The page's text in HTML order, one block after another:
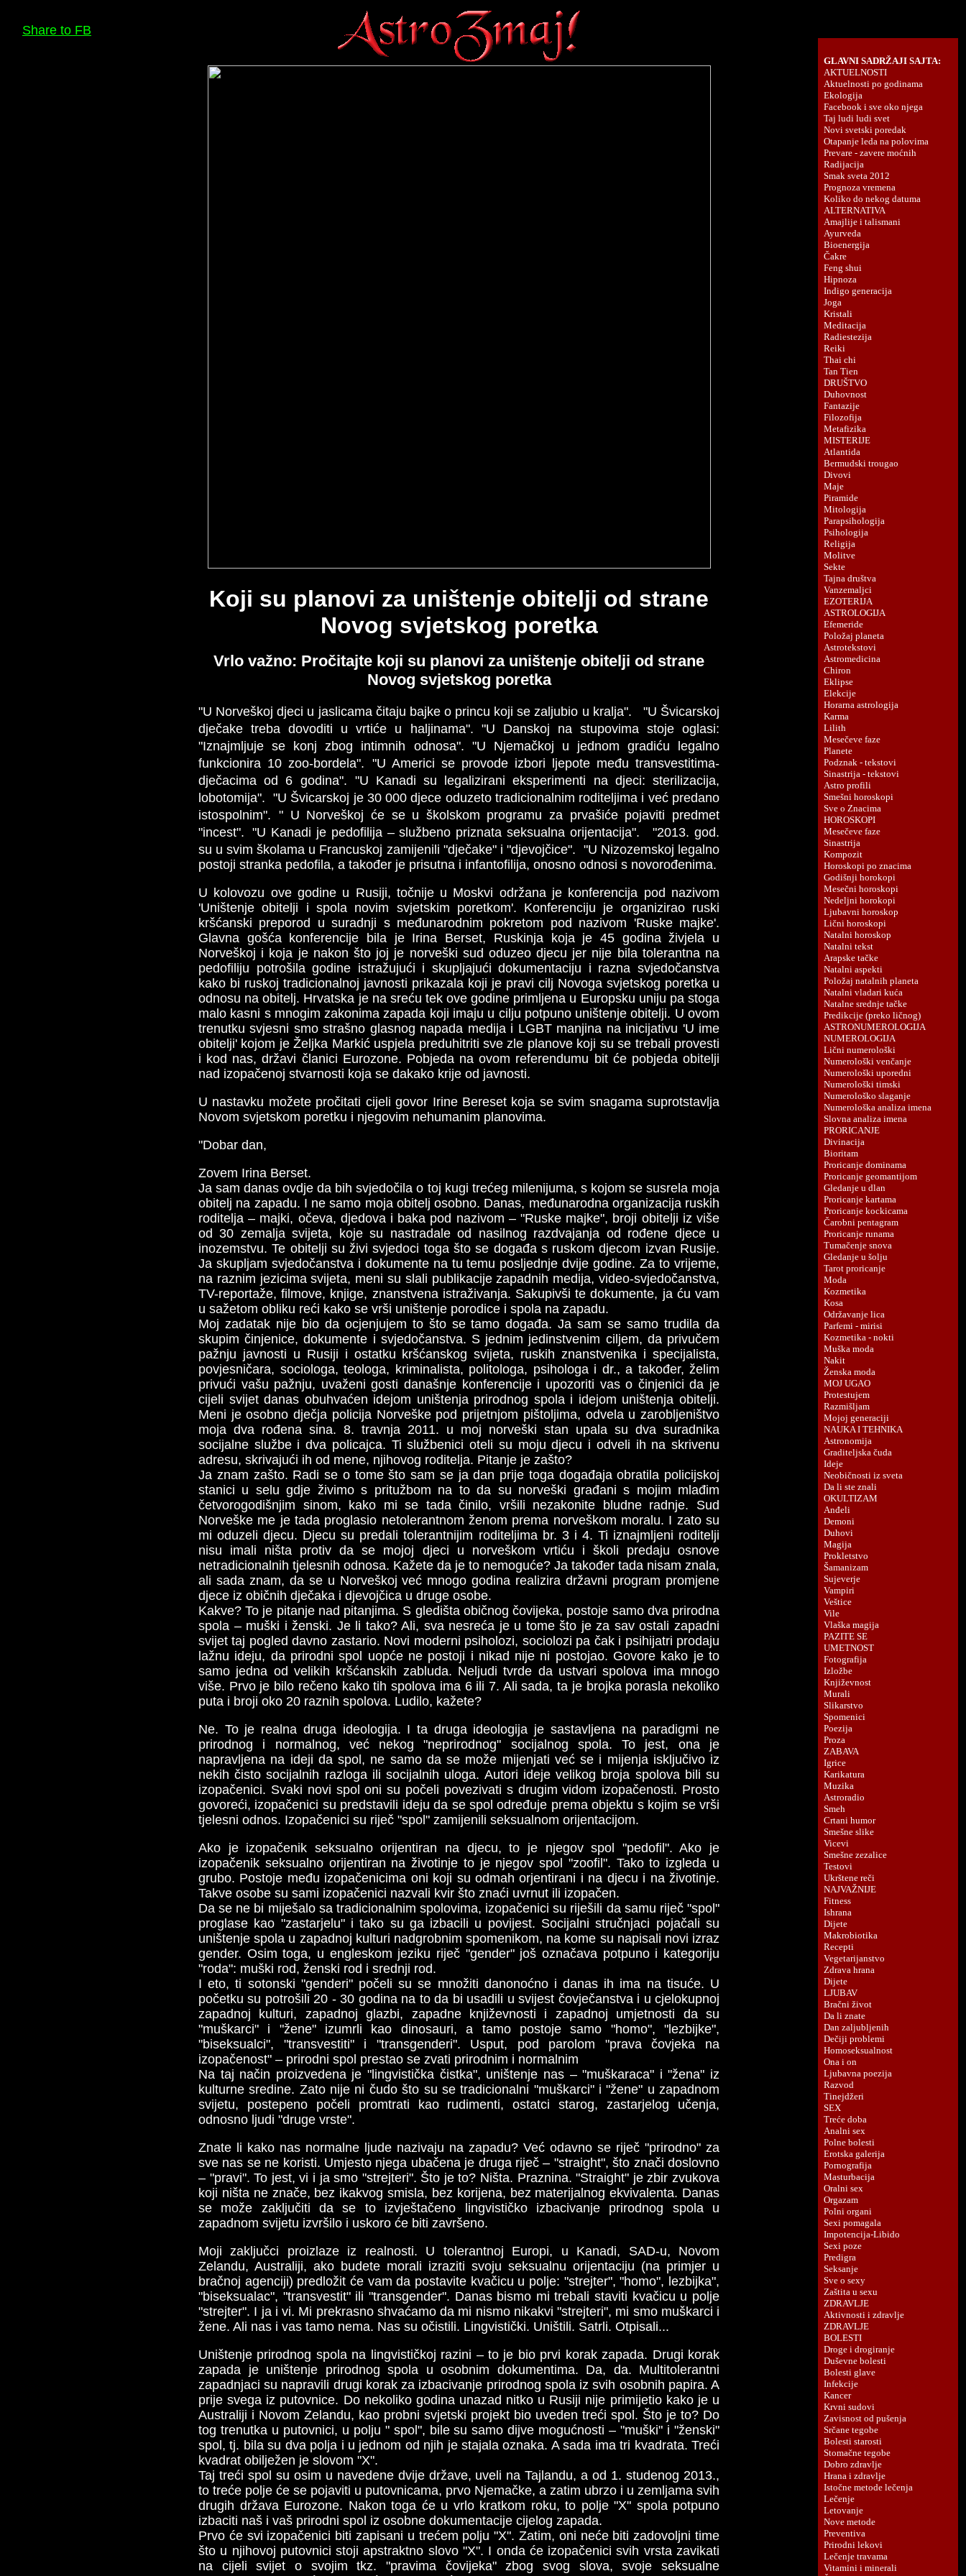
Share to FB
Koji su planovi za uništenje obitelji od strane
Novog svjetskog poretka
Vrlo važno: Pročitajte koji su planovi za uništenje obitelji od strane
Novog svjetskog poretka
"U Norveškoj djeci u jaslicama čitaju bajke o princu koji se zaljubio u kralja". "U Švicarskoj
dječake treba dovoditi u vrtiće u haljinama". "U Danskoj na stupovima stoje oglasi:
"Iznajmljuje se konj zbog intimnih odnosa". "U Njemačkoj u jednom gradiću legalno
funkcionira 10 zoo-bordela". "U Americi se provode izbori ljepote među transvestitima-
dječacima od 6 godina". "U Kanadi su legalizirani eksperimenti na djeci: sterilizacija,
lobotomija". "U Švicarskoj je 30 000 djece oduzeto tradicionalnim roditeljima i već predano
istospolnim". " U Norveškoj će se u školskom programu za prvašiće pojaviti predmet
"incest". "U Kanadi je pedofilija – službeno priznata seksualna orijentacija". "2013. god.
su u svim školama u Francuskoj zamijenili "dječake" i "djevojčice". "U Nizozemskoj legalno
postoji stranka pedofila, a također je prisutna i infantofilija, onosno odnosi s novorođenima.
U kolovozu ove godine u Rusiji, točnije u Moskvi održana je konferencija pod nazivom
'Uništenje obitelji i spola novim svjetskim poretkom'. Konferenciju je organizirao ruski
kršćanski preporod u suradnji s međunarodnim pokretom pod nazivom 'Ruske majke'.
Glavna gošća konferencije bila je Irina Berset, Ruskinja koja je 45 godina živjela u
Norveškoj i koja je nakon što joj je norveški sud oduzeo djecu jer nije bila tolerantna na
pedofiliju potrošila godine istražujući i skupljajući dokumentaciju i razna svjedočanstva
kako bi ruskoj tradicionalnoj javnosti prikazala koji je pravi cilj Novoga svjetskog poretka u
odnosu na obitelj. Hrvatska je na sreću tek ove godine primljena u Europsku uniju pa stoga
malo kasni s mnogim zakonima zapada koji imaju u cilju potpuno uništenje obitelji. U ovom
trenutku svjesni smo strašno glasnog napada medija i LGBT manjina na inicijativu 'U ime
obitelji' kojom je Željka Markić uspjela preduhitriti sve zle planove koji su se trebali provesti
i kod nas, državi članici Eurozone. Pobjeda na ovom referendumu bit će pobjeda obitelji
nad izopačenoj stvarnosti koja se dakako krije od javnosti.
U nastavku možete pročitati cijeli govor Irine Bereset koja se svim snagama suprotstavlja
Novom svjetskom poretku i njegovim nehumanim planovima.
"Dobar dan,
Zovem Irina Berset.
Ja sam danas ovdje da bih svjedočila o toj kugi trećeg milenijuma, s kojom se susrela moja
obitelj na zapadu. I ne samo moja obitelj osobno. Danas, međunarodna organizacija ruskih
roditelja – majki, očeva, djedova i baka pod nazivom – "Ruske majke", broji obitelji iz više
od 30 zemalja svijeta, koje su nastradale od nasilnog razdvajanja od rođene djece u
inozemstvu. Te obitelji su živi svjedoci toga što se događa s ruskom djecom izvan Rusije.
Ja skupljam svjedočanstva i dokumente na tu temu posljednje dvije godine. Za to vrijeme,
na raznim jezicima svijeta, meni su slali publikacije zapadnih medija, video-svjedočanstva,
TV-reportaže, filmove, knjige, znanstvena istraživanja. Sakupivši te dokumente, ja ću vam
u sažetom obliku reći kako se vrši uništenje porodice i spola na zapadu.
Moj zadatak nije bio da ocjenjujem to što se tamo događa. Ja sam se samo trudila da
skupim činjenice, dokumente i svjedočanstva. S jednim jedinstvenim ciljem, da privučem
pažnju javnosti u Rusiji i ostatku kršćanskog svijeta, ruskih znanstvenika i specijalista,
povjesničara, sociologa, teologa, kriminalista, politologa, psihologa i dr., a također, želim
privući vašu pažnju, uvaženi gosti današnje konferencije i upozoriti vas o činjenici da je
cijeli svijet danas obuhvaćen idejom uništenja prirodnog spola i idejom uništenja obitelji.
Meni je osobno dječja policija Norveške pod prijetnjom pištoljima, odvela u zarobljeništvo
moja dva rođena sina. 8. travnja 2011. u moj norveški stan upala su dva suradnika
socijalne službe i dva policajca. Ti službenici oteli su moju djecu i odveli ih na skrivenu
adresu, skrivajući ih od mene, njihovog roditelja. Pitanje je zašto?
Ja znam zašto. Radi se o tome što sam se ja dan prije toga događaja obratila policijskoj
stanici u selu gdje živimo s pritužbom na to da su norveški građani s mojim mlađim
četvorogodišnjim sinom, kako mi se tada činilo, vršili nezakonite bludne radnje. Sud
Norveške me je tada proglasio netolerantnom ženom prema norveškom moralu. I zato su
mi oduzeli djecu. Djecu su predali tolerantnijim roditeljima br. 3 i 4. Ti iznajmljeni roditelji
nisu imali ništa protiv da se mojoj djeci u norveškom vrtiću i školi predaju osnove
netradicionalnih tjelesnih odnosa. Kažete da je to nemoguće? Ja također tada nisam znala,
ali sada znam, da se u Norveškoj već mnogo godina realizira državni program promjene
djece iz običnih dječaka i djevojčica u druge osobe.
Kakve? To je pitanje nad pitanjima. S gledišta običnog čovijeka, postoje samo dva prirodna
spola – muški i ženski. Je li tako? Ali, sva nesreća je u tome što je za sav ostali zapadni
svijet taj pogled davno zastario. Novi moderni psiholozi, sociolozi pa čak i psihijatri prodaju
lažnu ideju, da prirodni spol uopće ne postoji i nikad nije ni postojao. Govore kako je to
samo jedna od velikih kršćanskih zabluda. Neljudi tvrde da ustvari spolova ima mnogo
više. Prvo je bilo rečeno kako tih spolova ima 6 ili 7. Ali sada, ta je brojka porasla nekoliko
puta i broji oko 20 raznih spolova. Ludilo, kažete?
Ne. To je realna druga ideologija. I ta druga ideologija je sastavljena na paradigmi ne
prirodnog i normalnog, već nekog "neprirodnog" socijalnog spola. To jest, ona je
napravljena na ideji da spol, ne samo da se može mijenjati već se i mijenja isključivo iz
nekih čisto socijalnih razloga ili socijalnih uloga. Autori ideje velikog broja spolova bili su
izopačenici. Svaki novi spol oni su počeli povezivati s drugim vidom izopačenosti. Prosto
govoreći, izopačenici su predstavili ideju da se spol određuje prema objektu s kojim se vrši
tjelesni odnos. Izopačenici su riječ "spol" zamijenili seksualnom orijentacijom.
Ako je izopačenik seksualno orijentiran na djecu, to je njegov spol "pedofil". Ako je
izopačenik seksualno orijentiran na životinje to je njegov spol "zoofil". Tako to izgleda u
grubo. Postoje među izopačenicima oni koji su odmah orjentirani i na djecu i na životinje.
Takve osobe su sami izopačenici nazvali kvir što znaći uvrnut ili izopačen.
Da se ne bi miješalo sa tradicionalnim spolovima, izopačenici su riješili da samu riječ "spol"
proglase kao "zastarjelu" i tako su ga izbacili u povijest. Socijalni stručnjaci pojačali su
uništenje spola u zapadnoj kulturi nadgrobnim spomenikom, na kome su napisali novi izraz
gender. Osim toga, u engleskom jeziku riječ "gender" još označava potpuno i kategoriju
"roda": muški rod, ženski rod i srednji rod.
I eto, ti sotonski "genderi" počeli su se množiti danonoćno i danas ih ima na tisuće. U
početku su potrošili 20 - 30 godina na to da bi usadili u svijest čovječanstva i u cjelokupnoj
zapadnoj kulturi, zapadnoj glazbi, zapadne književnosti i zapadnoj umjetnosti da su
"muškarci" i "žene" izumrli kao dinosauri, a tamo postoje samo "homo", "lezbijke",
"biseksualci", "transvestiti" i "transgenderi". Usput, pod parolom "prava čovjeka na
izopačenost" – prirodni spol prestao se zvati prirodnim i normalnim
Na taj način proizvedena je "lingvistička čistka", uništenje nas – "muškaraca" i "žena" iz
kulturne sredine. Zato nije ni čudo što su se tradicionalni "muškarci" i "žene" u zapadnom
svijetu, postepeno počeli promtrati kao rudimenti, ostatci starog, zastarjelog učenja,
odnosno ljudi "druge vrste".
Znate li kako nas normalne ljude nazivaju na zapadu? Već odavno se riječ "prirodno" za
sve nas se ne koristi. Umjesto njega ubačena je druga riječ – "straight", što znači doslovno
– "pravi". To jest, vi i ja smo "strejteri". Što je to? Ništa. Praznina. "Straight" je zbir zvukova
koji ništa ne znače, bez ikakvog smisla, bez korijena, bez materijalnog ekvivalenta. Danas
se može zaključiti da se to izvještačeno lingvističko izbacivanje prirodnog spola u
zapadnom svijetu izvršilo i uskoro će biti završeno.
Moji zaključci proizlaze iz realnosti. U tolerantnoj Europi, u Kanadi, SAD-u, Novom
Zelandu, Australiji, ako budete morali izraziti svoju seksualnu orijentaciju (na primjer u
bračnoj agenciji) predložit će vam da postavite kvačicu u polje: "strejter", "homo", lezbijka",
"biseksualac", "transvestit" ili "transgender". Danas bismo mi trebali staviti kvačicu u polje
"strejter". I ja i vi. Mi prekrasno shvaćamo da mi nismo nikakvi "strejteri", mi smo muškarci i
žene. Ali nas i vas tamo nema. Nas su očistili. Lingvistički. Uništili. Satrli. Otpisali...
Uništenje prirodnog spola na lingvističkoj razini – to je bio prvi korak zapada. Drugi korak
zapada je uništenje prirodnog spola u osobnim dokumentima. Da, da. Multitolerantni
zapadnjaci su napravili drugi korak za izbacivanje prirodnog spola iz svih osobnih papira. A
prije svega iz putovnice. Do nekoliko godina unazad nitko u Rusiji nije primijetio kako je u
Australiji i Novom Zelandu, kao probni svjetski projekt bio uveden treći spol. Što je to? Do
tog trenutka u putovnici, u polju " spol", bile su samo dijve mogućnosti – "muški" i "ženski"
spol, tj. bila su dva polja i u jednom od njih je stajala oznaka. A sada ima tri kvadrata. Treći
kvadrat obilježen je slovom "X".
Taj treći spol su osim u navedene dvije države, uveli na Tajlandu, a od 1. studenog 2013.,
to treće polje će se pojaviti u putovnicama, prvo Njemačke, a zatim ubrzo i u zemljama svih
drugih država Eurozone. Nakon toga će u vrlo kratkom roku, to polje "X" spola potpuno
izbaciti naš i vaš prirodni spol iz osobne dokumentacije cijelog zapada.
Prvo će svi izopačenici biti zapisani u trećem polju "X". Zatim, oni neće biti zadovoljni time
što u njihovoj putovnici stoji apstraktno slovo "X". I onda će izopačenici svih vrsta zavikati
na cijeli svijet o svojim tkz. "pravima čovijeka" zbog svog slova, svoje seksualne